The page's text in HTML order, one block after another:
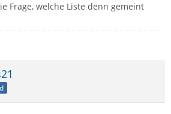
Frage, welche Liste denn gemeint